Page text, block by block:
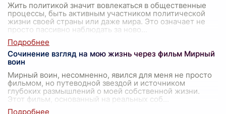
Жить политикой значит вовлекаться в общественные
процессы, быть активным участником политической
жизни своей страны или даже мира. Это означает не
просто пассивно наблюдать за ново
Сочинение взгляд на мою жизнь через фильм Мирный
воин
Мирный воин, несомненно, явился для меня не просто
фильмом, но путеводной звездой и источником
глубоких размышлений о моей собственной жизни.
Этот фильм, основанный на реальных соб